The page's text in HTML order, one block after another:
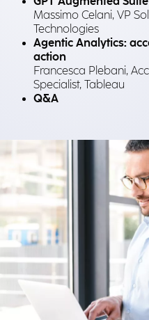
Massimo Celani, VP
Technologies
Agentic Analytics:
action
Francesca Plebani,
Specialist, Tableau
Q&A